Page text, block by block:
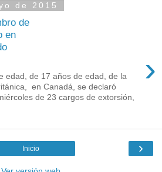
de 2015
de
en
›
edad, de 17 años de edad, de la
en Canadá, se declaró
de 23 cargos de extorsión,
›
Inicio